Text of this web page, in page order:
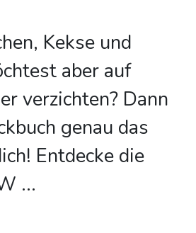
Kekse und
aber auf
verzichten? Dann
genau das
Entdecke die
...